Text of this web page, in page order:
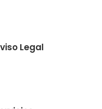
Legal